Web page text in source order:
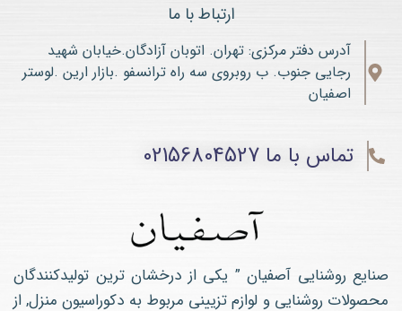
ارتباط با ما
آدرس دفتر مرکزی: تهران. اتوبان آزادگان.خیابان شهید
رجایی جنوب. ب روبروی سه راه ترانسفو .بازار ارین .لوستر
اصفیان
تماس با ما 02156804527
صنایع روشنایی آصفیان ” یکی از درخشان ترین تولیدکنندگان
محصولات روشنایی و لوازم تزیینی مربوط به دکوراسیون منزل, از